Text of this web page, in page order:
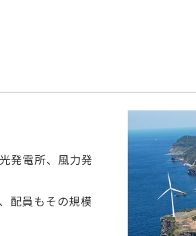
発電所、風力発
配員もその規模